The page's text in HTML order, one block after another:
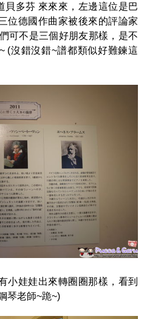
貝多芬 來來來，左邊這位是巴
位德國作曲家被後來的評論家
可不是三個好朋友那樣，是不
(沒錯沒錯~譜都類似好難鍊這
小娃娃出來轉圈圈那樣，看到
琴老師~跪~)